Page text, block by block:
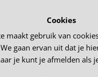
Cookies
maakt gebruik van
gaan ervan uit dat je
je kunt je afmelden als